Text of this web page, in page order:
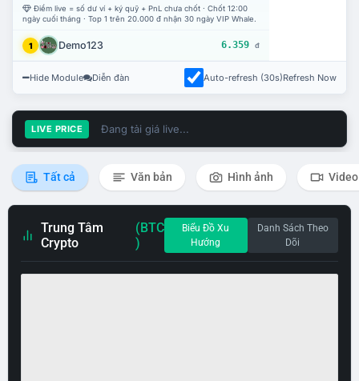
Điểm live = số dư ví + ký quỹ + PnL chưa chốt · Chốt 12:00
ngày cuối tháng · Top 1 trên 20.000 đ nhận 30 ngày VIP Whale.
1 Demo123 6.359 đ
Hide Module Diễn đàn Auto-refresh (30s)Refresh Now
LIVE PRICE Đang tải giá live...
Tất cả Văn bản Hình ảnh Video
Trung Tâm
Crypto
(BTC
)
Biểu Đồ Xu
Hướng
Danh Sách Theo
Dõi